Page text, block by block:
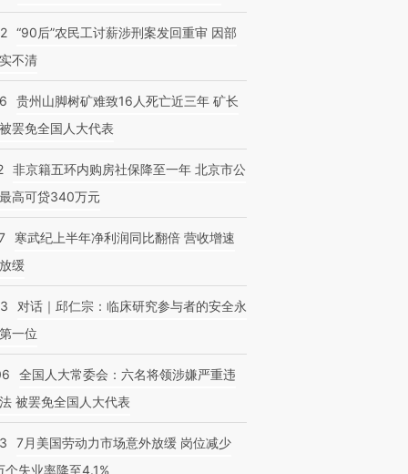
“90后”农民工讨薪涉刑案发回重审 因部
不清
贵州山脚树矿难致16人死亡近三年 矿长
罢免全国人大代表
非京籍五环内购房社保降至一年 北京市公
高可贷340万元
寒武纪上半年净利润同比翻倍 营收增速
缓
对话｜邱仁宗：临床研究参与者的安全永
一位
全国人大常委会：六名将领涉嫌严重违
被罢免全国人大代表
7月美国劳动力市场意外放缓 岗位减少
个失业率降至4.1%